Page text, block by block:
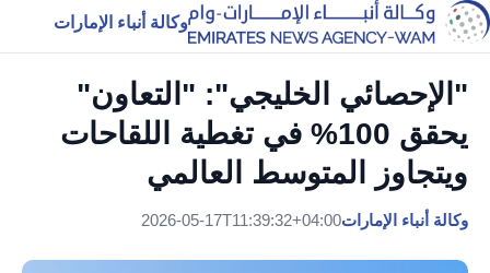
وكالة أنباء الإمارات
"الإحصائي الخليجي": "التعاون"
يحقق 100% في تغطية اللقاحات
ويتجاوز المتوسط العالمي
وكالة أنباء الإمارات2026-05-17T11:39:32+04:00